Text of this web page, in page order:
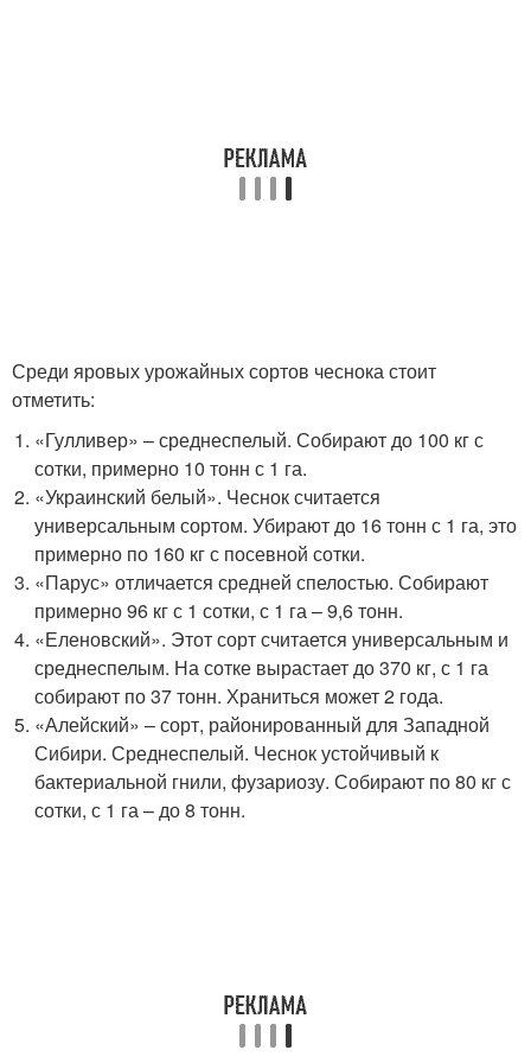
Среди яровых урожайных сортов чеснока стоит
отметить:
«Гулливер» – среднеспелый. Собирают до 100 кг с
сотки, примерно 10 тонн с 1 га.
«Украинский белый». Чеснок считается
универсальным сортом. Убирают до 16 тонн с 1 га, это
примерно по 160 кг с посевной сотки.
«Парус» отличается средней спелостью. Собирают
примерно 96 кг с 1 сотки, с 1 га – 9,6 тонн.
«Еленовский». Этот сорт считается универсальным и
среднеспелым. На сотке вырастает до 370 кг, с 1 га
собирают по 37 тонн. Храниться может 2 года.
«Алейский» – сорт, районированный для Западной
Сибири. Среднеспелый. Чеснок устойчивый к
бактериальной гнили, фузариозу. Собирают по 80 кг с
сотки, с 1 га – до 8 тонн.